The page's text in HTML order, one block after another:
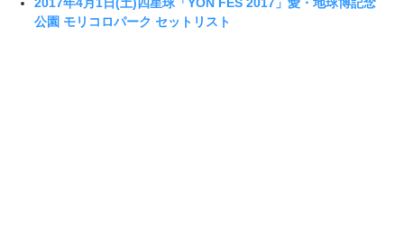
公園 モリコロパーク セットリスト